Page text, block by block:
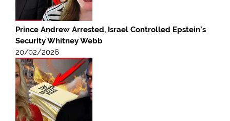
Prince Andrew Arrested, Israel Controlled Epstein’s
Security Whitney Webb
20/02/2026